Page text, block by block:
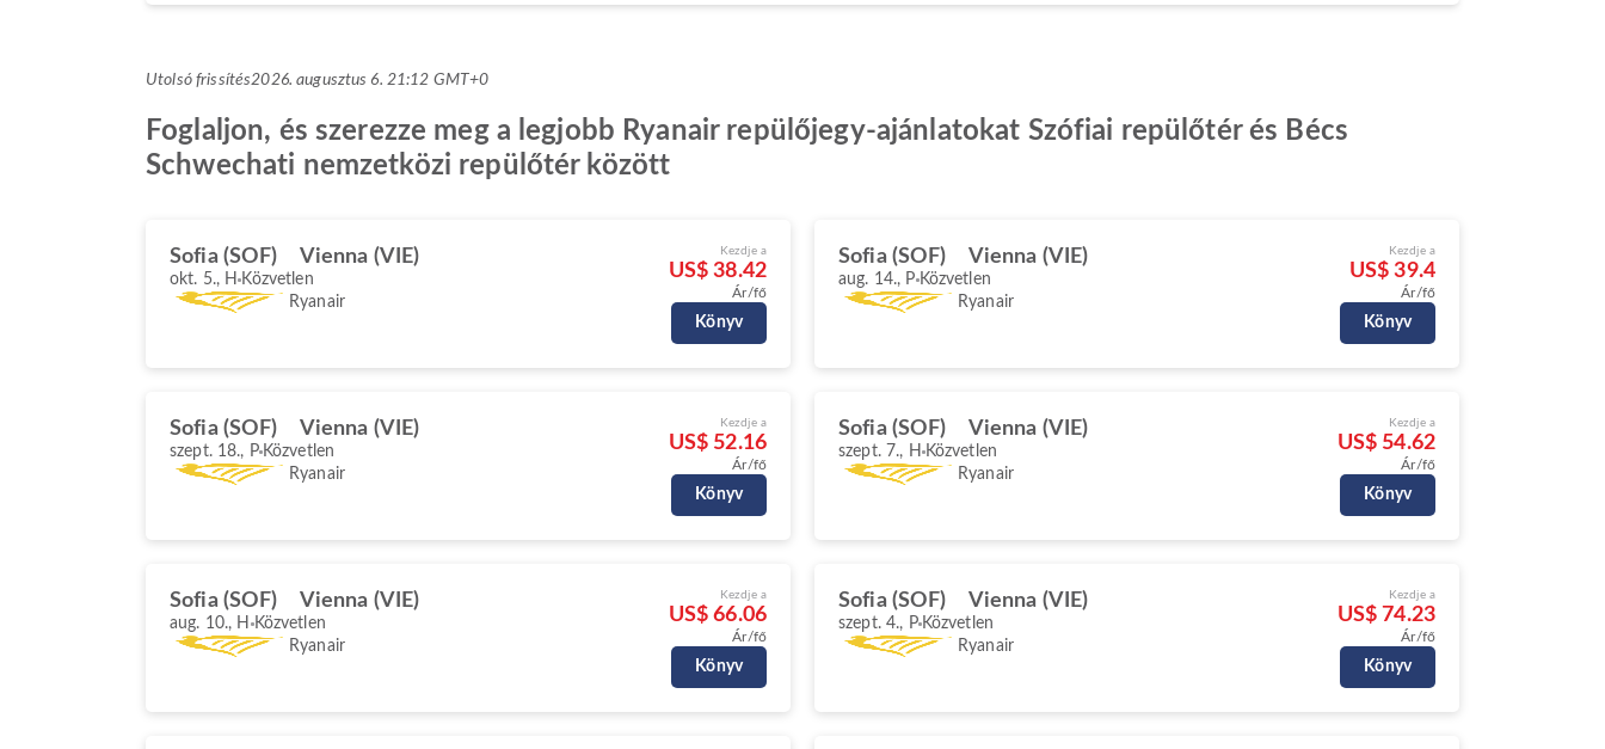
Utolsó frissítés2026. augusztus 6. 21:12 GMT+0
Foglaljon, és szerezze meg a legjobb Ryanair repülőjegy-ajánlatokat Szófiai repülőtér és Bécs
Schwechati nemzetközi repülőtér között
Sofia (SOF) Vienna (VIE)
okt. 5., H Közvetlen
Ryanair
Kezdje a
US$ 38.42
Ár/fő
Könyv
Sofia (SOF) Vienna (VIE)
aug. 14., P Közvetlen
Ryanair
Kezdje a
US$ 39.4
Ár/fő
Könyv
Sofia (SOF) Vienna (VIE)
szept. 18., P Közvetlen
Ryanair
Kezdje a
US$ 52.16
Ár/fő
Könyv
Sofia (SOF) Vienna (VIE)
szept. 7., H Közvetlen
Ryanair
Kezdje a
US$ 54.62
Ár/fő
Könyv
Sofia (SOF) Vienna (VIE)
aug. 10., H Közvetlen
Ryanair
Kezdje a
US$ 66.06
Ár/fő
Könyv
Sofia (SOF) Vienna (VIE)
szept. 4., P Közvetlen
Ryanair
Kezdje a
US$ 74.23
Ár/fő
Könyv